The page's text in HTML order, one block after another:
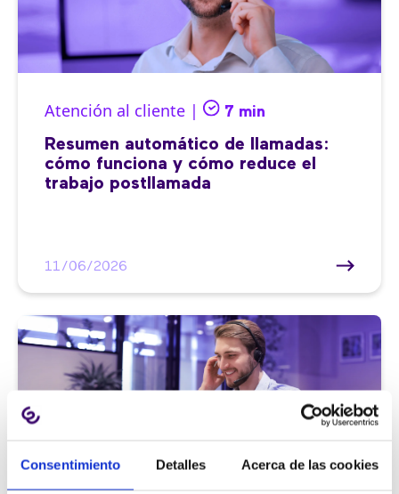
Consentimiento Detalles Acerca de las cookies
Atención al cliente | 7 min
Resumen automático de llamadas:
cómo funciona y cómo reduce el
trabajo postllamada
11/06/2026